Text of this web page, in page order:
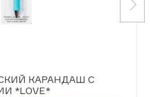
КАРАНДАШ С
*LOVE*